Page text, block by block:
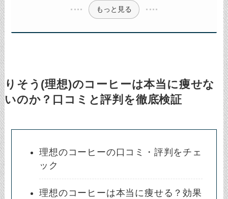
もっと見る
りそう(理想)のコーヒーは本当に痩せな
いのか？口コミと評判を徹底検証
理想のコーヒーの口コミ・評判をチェ
ック
理想のコーヒーは本当に痩せる？効果